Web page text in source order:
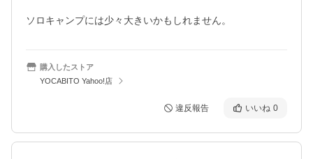
ソロキャンプには少々大きいかもしれません。
購入したストア
YOCABITO Yahoo!店
違反報告 いいね 0